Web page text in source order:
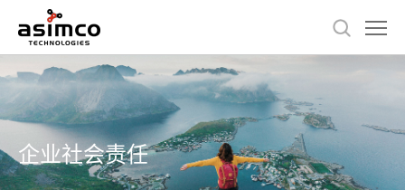
企业社会责任